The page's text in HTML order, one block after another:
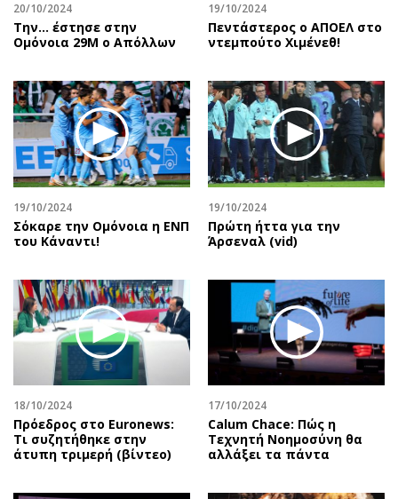
20/10/2024
Την… έστησε στην
Ομόνοια 29Μ ο Απόλλων
19/10/2024
Πεντάστερος ο ΑΠΟΕΛ στο
ντεμπούτο Χιμένεθ!
19/10/2024
Σόκαρε την Ομόνοια η ΕΝΠ
του Κάναντι!
19/10/2024
Πρώτη ήττα για την
Άρσεναλ (vid)
18/10/2024
Πρόεδρος στο Euronews:
Τι συζητήθηκε στην
άτυπη τριμερή (βίντεο)
17/10/2024
Calum Chace: Πώς η
Τεχνητή Νοημοσύνη θα
αλλάξει τα πάντα